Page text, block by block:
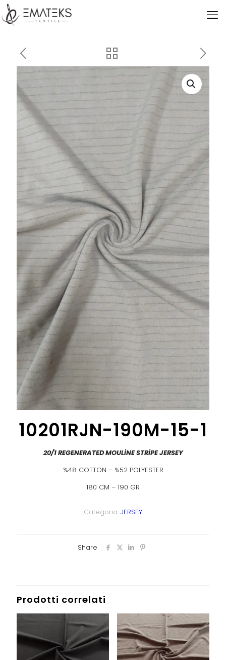
10201RJN-190M-15-1
20/1 REGENERATED MOULİNE STRİPE JERSEY
%48 COTTON – %52 POLYESTER
180 CM – 190 GR
Categoria: JERSEY
Share
Prodotti correlati